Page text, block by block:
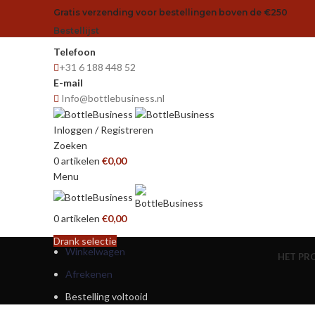
Gratis verzending voor bestellingen boven de €250
Bestellijst
Telefoon
+31 6 188 448 52
E-mail
Info@bottlebusiness.nl
Inloggen / Registreren
Zoeken
0artikelen €0,00
Menu
0artikelen €0,00
Drank selectie
HET
Winkelwagen
Afrekenen
Bestelling voltooid